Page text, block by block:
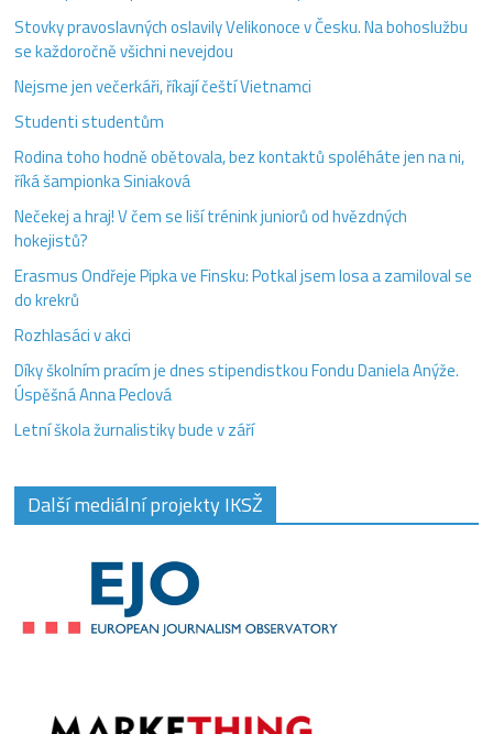
Stovky pravoslavných oslavily Velikonoce v Česku. Na bohoslužbu
se každoročně všichni nevejdou
Nejsme jen večerkáři, říkají čeští Vietnamci
Studenti studentům
Rodina toho hodně obětovala, bez kontaktů spoléháte jen na ni,
říká šampionka Siniaková
Nečekej a hraj! V čem se liší trénink juniorů od hvězdných
hokejistů?
Erasmus Ondřeje Pipka ve Finsku: Potkal jsem losa a zamiloval se
do krekrů
Rozhlasáci v akci
Díky školním pracím je dnes stipendistkou Fondu Daniela Anýže.
Úspěšná Anna Peclová
Letní škola žurnalistiky bude v září
Další mediální projekty IKSŽ